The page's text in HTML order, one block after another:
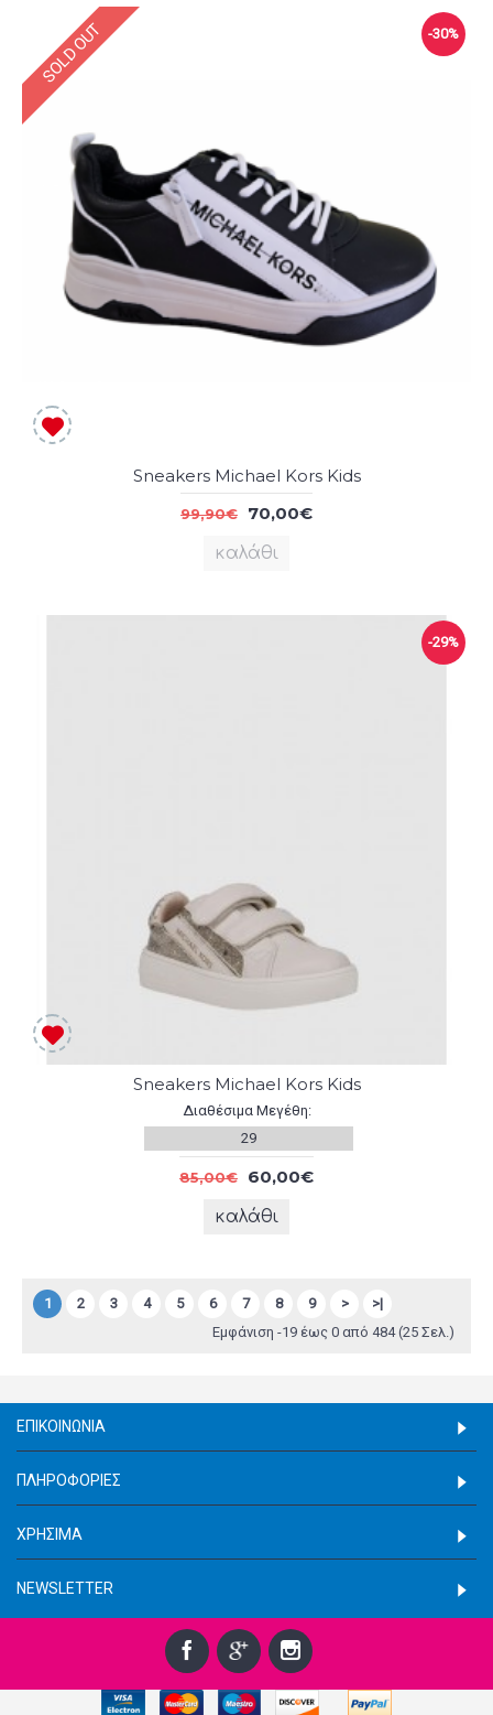
-30%
SOLD OUT
Sneakers Michael Kors Kids
99,90€ 70,00€
καλάθι
-29%
Sneakers Michael Kors Kids
Διαθέσιμα Μεγέθη:
29
85,00€ 60,00€
καλάθι
1 2 3 4 5 6 7 8 9 >
>|
Εμφάνιση -19 έως 0 από 484 (25 Σελ.)
ΕΠΙΚΟΙΝΩΝΊΑ
ΠΛΗΡΟΦΟΡΊΕΣ
ΧΡΉΣΙΜΑ
NEWSLETTER